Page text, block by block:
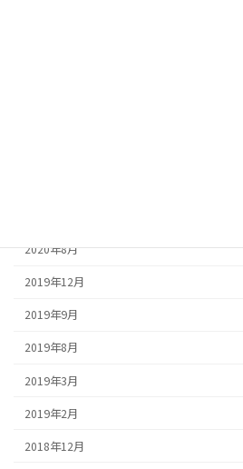
2020年8月
2019年12月
2019年9月
2019年8月
2019年3月
2019年2月
2018年12月